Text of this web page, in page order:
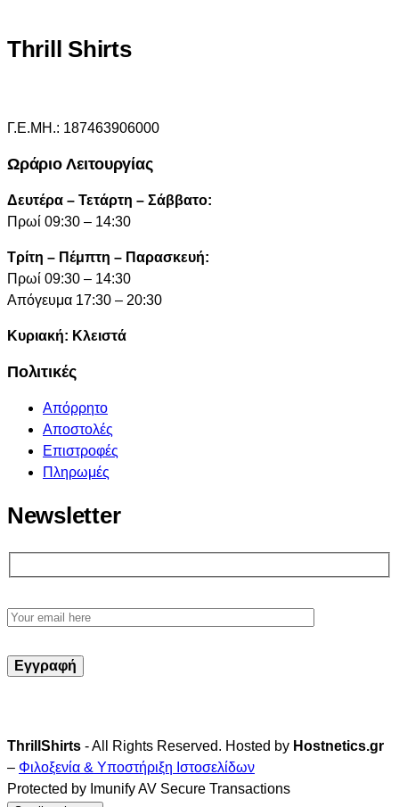
Thrill Shirts
Γ.Ε.ΜΗ.: 187463906000
Ωράριο Λειτουργίας
Δευτέρα – Τετάρτη – Σάββατο:
Πρωί 09:30 – 14:30
Τρίτη – Πέμπτη – Παρασκευή:
Πρωί 09:30 – 14:30
Απόγευμα 17:30 – 20:30
Κυριακή: Κλειστά
Πολιτικές
Απόρρητο
Αποστολές
Επιστροφές
Πληρωμές
Newsletter
ThrillShirts - All Rights Reserved. Hosted by Hostnetics.gr
– Φιλοξενία & Υποστήριξη Ιστοσελίδων
Protected by Imunify AV Secure Transactions